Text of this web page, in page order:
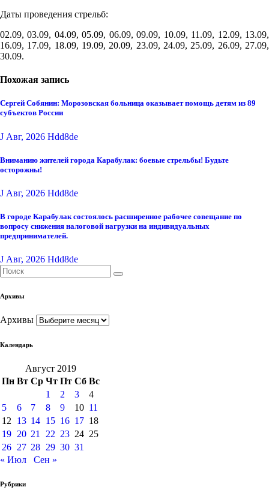
Даты проведения стрельб:
02.09, 03.09, 04.09, 05.09, 06.09, 09.09, 10.09, 11.09, 12.09, 13.09,
16.09, 17.09, 18.09, 19.09, 20.09, 23.09, 24.09, 25.09, 26.09, 27.09,
30.09.
Похожая запись
Сергей Собянин: Морозовская больница оказывает помощь детям из 89
субъектов России
J Авг, 2026 Hdd8de
Вниманию жителей города Карабулак: боевые стрельбы! Будьте
осторожны!
J Авг, 2026 Hdd8de
В городе Карабулак состоялось расширенное рабочее совещание по
вопросу снижения налоговой нагрузки на индивидуальных
предпринимателей.
J Авг, 2026 Hdd8de
Архивы
Архивы
Календарь
Август 2019
Пн Вт Ср Чт Пт Сб Вс
1
2 3
4
5
6 7 8 9 10 11
12
13 14 15 16 17 18
19 20 21 22 23 24 25
26 27 28 29 30 31
« Июл
Сен »
Рубрики